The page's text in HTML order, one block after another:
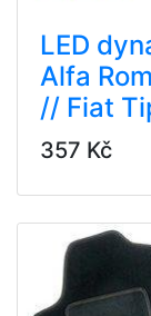
LED
Alfa
// Fiat
357 Kč